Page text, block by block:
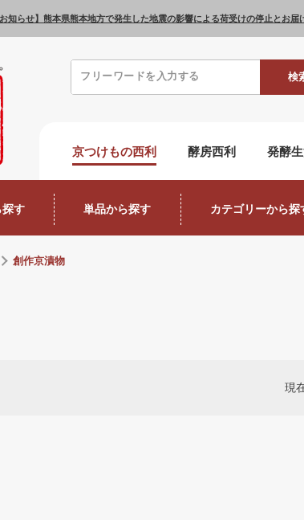
お知らせ】熊本県熊本地方で発生した地震の影響による荷受けの停止とお届
検
京つけもの西利 酵房西利 発酵
探す 単品から探す カテゴリーから探
創作京漬物
現